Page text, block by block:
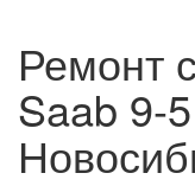
Ремонт
Saab 9-